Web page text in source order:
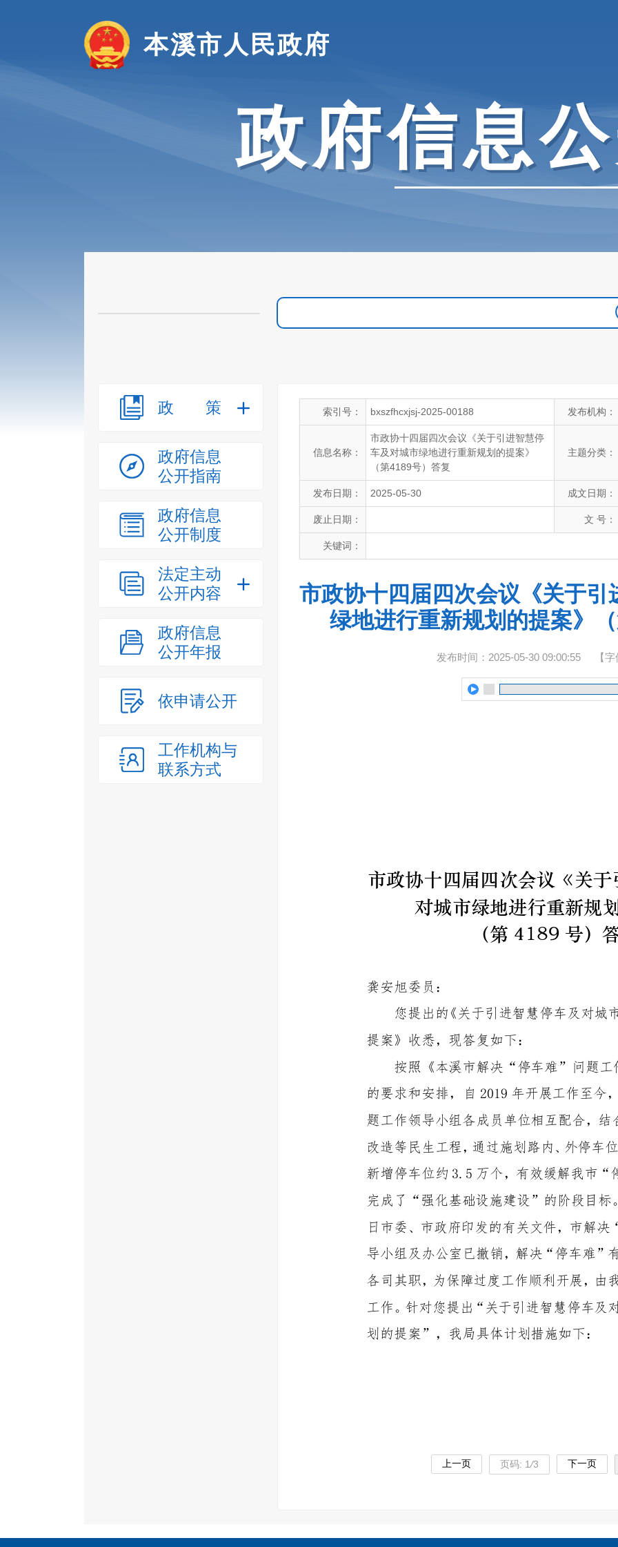
本溪市人民政府
政府信息
政策
政府信息
公开指南
政府信息
公开制度
法定主动
公开内容
政府信息
公开年报
依申请公开
工作机构与
联系方式
索引号： bxszfhcxjsj-2025-00188 发布机构：
信息名称：
市政协十四届四次会议《关于引进智慧停
车及对城市绿地进行重新规划的提案》
（第4189号）答复
主题分类：
发布日期： 2025-05-30 成文日期：
废止日期： 文 号：
关键词：
市政协十四届四次会议《关于引
绿地进行重新规划的提案》
发布时间：2025-05-30 09:00:55 【
上一页 页码: 1/3 下一页